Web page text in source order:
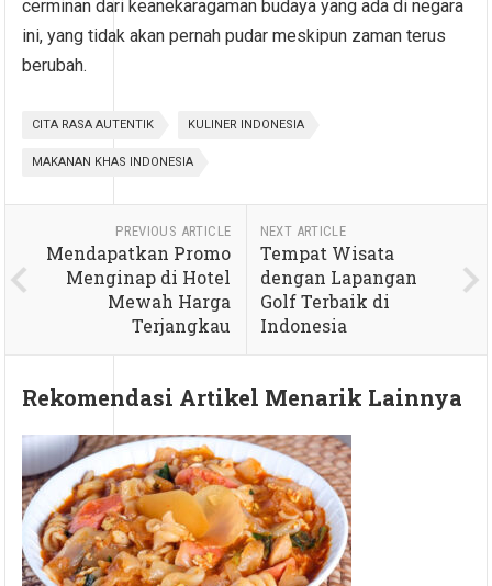
cerminan dari keanekaragaman budaya yang ada di negara
ini, yang tidak akan pernah pudar meskipun zaman terus
berubah.
CITA RASA AUTENTIK KULINER INDONESIA
MAKANAN KHAS INDONESIA
PREVIOUS ARTICLE
Mendapatkan Promo
Menginap di Hotel
Mewah Harga
Terjangkau
NEXT ARTICLE
Tempat Wisata
dengan Lapangan
Golf Terbaik di
Indonesia
Rekomendasi Artikel Menarik Lainnya